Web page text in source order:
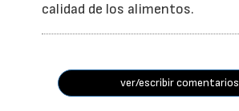
calidad de los alimentos.
ver/escribir comentarios